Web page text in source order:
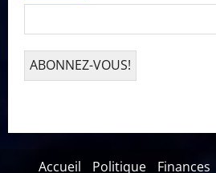
Accueil Politique Finances